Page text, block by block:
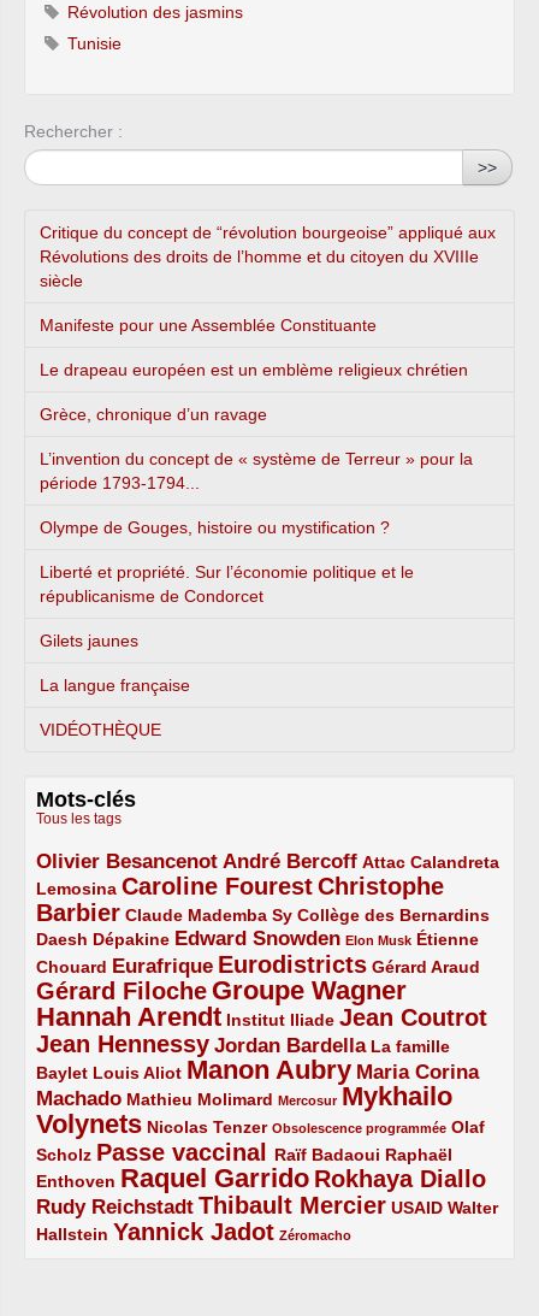
Révolution des jasmins
Tunisie
Rechercher :
>>
Critique du concept de “révolution bourgeoise” appliqué aux
Révolutions des droits de l’homme et du citoyen du XVIIIe
siècle
Manifeste pour une Assemblée Constituante
Le drapeau européen est un emblème religieux chrétien
Grèce, chronique d’un ravage
L’invention du concept de « système de Terreur » pour la
période 1793-1794...
Olympe de Gouges, histoire ou mystification ?
Liberté et propriété. Sur l’économie politique et le
républicanisme de Condorcet
Gilets jaunes
La langue française
VIDÉOTHÈQUE
Mots-clés
Tous les tags
Olivier Besancenot
3/5 André Bercoff
3/5 Attac
2/5
Calandreta
Lemosina
2/5 Caroline Fourest
4/5
Christophe
Barbier
4/5 Claude Mademba Sy
2/5 Collège des Bernardins
2/5
Daesh
2/5 Dépakine
2/5 Edward Snowden
3/5 Elon Musk
1/5
Étienne
Chouard
2/5 Eurafrique
3/5 Eurodistricts
4/5 Gérard Araud
2/5
Gérard Filoche
4/5 Groupe Wagner
5/5
Hannah Arendt
5/5 Institut Iliade
2/5 Jean Coutrot
4/5
Jean Hennessy
4/5 Jordan Bardella
3/5
La famille
Baylet
2/5 Louis Aliot
2/5 Manon Aubry
5/5
Maria Corina
Machado
3/5 Mathieu Molimard
2/5 Mercosur
1/5
Mykhailo
Volynets
5/5 Nicolas Tenzer
2/5 Obsolescence programmée
1/5
Olaf
Scholz
2/5 Passe vaccinal
4/5 Raïf Badaoui
2/5
Raphaël
Enthoven
2/5 Raquel Garrido
5/5 Rokhaya Diallo
4/5
Rudy Reichstadt
3/5 Thibault Mercier
4/5 USAID
2/5
Walter
Hallstein
2/5 Yannick Jadot
4/5 Zéromacho
1/5